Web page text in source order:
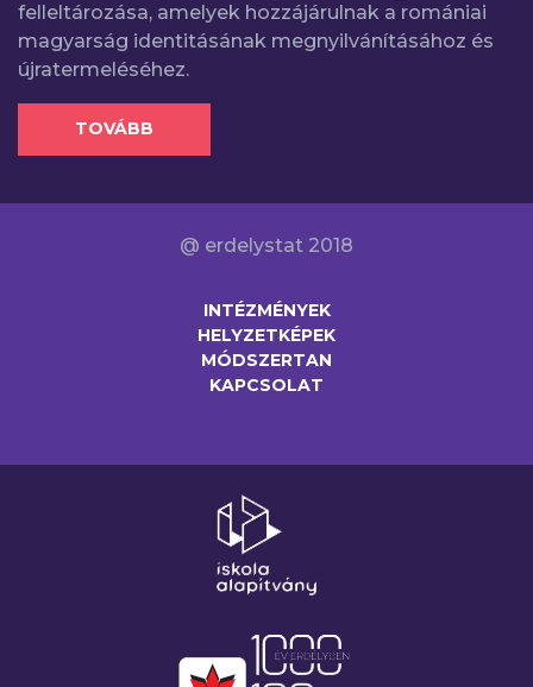
felleltározása, amelyek hozzájárulnak a romániai
magyarság identitásának megnyilvánításához és
újratermeléséhez.
TOVÁBB
@ erdelystat 2018
INTÉZMÉNYEK
HELYZETKÉPEK
MÓDSZERTAN
KAPCSOLAT